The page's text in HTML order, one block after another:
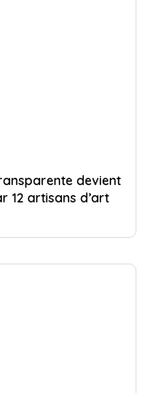
devient
12 artisans d’art